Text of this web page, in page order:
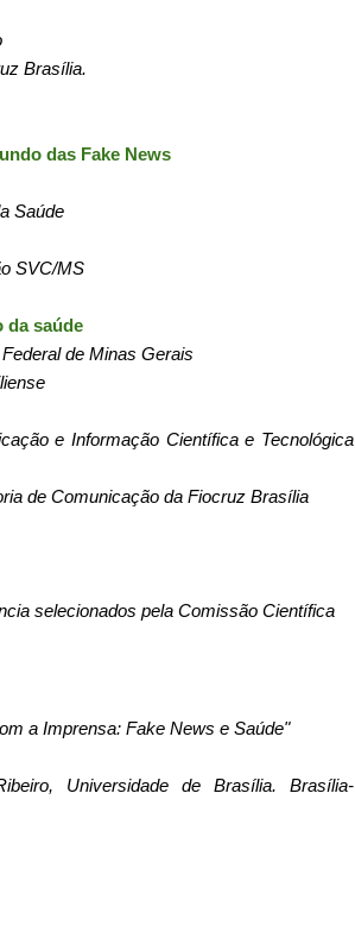
Brasília.
das Fake News
Saúde
SVC/MS
da saúde
de Minas Gerais
e Informação Científica e Tecnológica
de Comunicação da Fiocruz Brasília
selecionados pela Comissão Científica
a Imprensa: Fake News e Saúde"
Universidade de Brasília. Brasília-